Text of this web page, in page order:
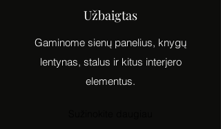
Užbaigtas
Gaminome sienų panelius, knygų
lentynas, stalus ir kitus interjero
elementus.